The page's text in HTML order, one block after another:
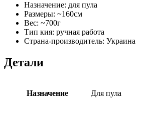
Назначение: для пула
Размеры: ~160см
Вес: ~700г
Тип кия: ручная работа
Страна-производитель: Украина
Детали
Назначение Для пула